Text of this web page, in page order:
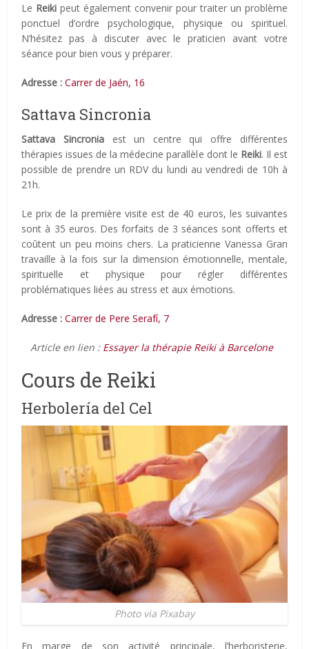
Le Reiki peut également convenir pour traiter un problème
ponctuel d’ordre psychologique, physique ou spirituel.
N’hésitez pas à discuter avec le praticien avant votre
séance pour bien vous y préparer.
Adresse : Carrer de Jaén, 16
Sattava Sincronia
Sattava Sincroniaest un centre qui offre différentes
thérapies issues de la médecine parallèle dont le Reiki. Il est
possible de prendre un RDV du lundi au vendredi de 10h à
21h.
Le prix de la première visite est de 40 euros, les suivantes
sont à 35 euros. Des forfaits de 3 séances sont offerts et
coûtent un peu moins chers. La praticienne Vanessa Gran
travaille à la fois sur la dimension émotionnelle, mentale,
spirituelle et physique pour régler différentes
problématiques liées au stress et aux émotions.
Adresse : Carrer de Pere Serafí, 7
Article en lien : Essayer la thérapie Reiki à Barcelone
Cours de Reiki
Herbolería del Cel
Photo via Pixabay
En marge de son activité principale, l’herboristerie,